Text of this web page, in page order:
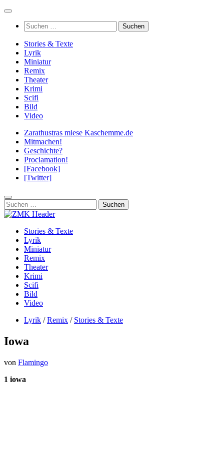
Zum
springenSuchen
nach:
Stories & Texte
Lyrik
Miniatur
Remix
Theater
Krimi
Scifi
Bild
Video
Zarathustras miese Kaschemme.de
Mitmachen!
Geschichte?
Proclamation!
[Facebook]
[Twitter]
Suchen
nach:
Stories & Texte
Lyrik
Miniatur
Remix
Theater
Krimi
Scifi
Bild
Video
Lyrik / Remix / Stories & Texte
Iowa
von Flamingo
1 iowa